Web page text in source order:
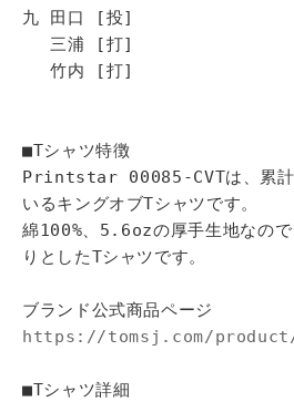
九 田口 [投]
三浦 [打]
竹内 [打]
■Tシャツ特徴
Printstar 00085-CVTは、累計
いるキングオブTシャツです。
綿100%、5.6ozの厚手生地なの
りとしたTシャツです。
ブランド公式商品ページ
https://tomsj.com/product/
■Tシャツ詳細